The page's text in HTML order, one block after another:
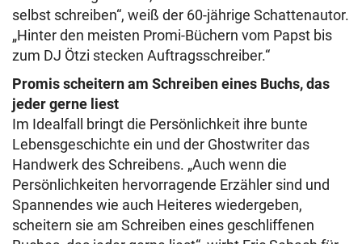
selbst schreiben“, weiß der 60-jährige Schattenautor.
„Hinter den meisten Promi-Büchern vom Papst bis
zum DJ Ötzi stecken Auftragsschreiber.“
Promis scheitern am Schreiben eines Buchs, das
jeder gerne liest
Im Idealfall bringt die Persönlichkeit ihre bunte
Lebensgeschichte ein und der Ghostwriter das
Handwerk des Schreibens. „Auch wenn die
Persönlichkeiten hervorragende Erzähler sind und
Spannendes wie auch Heiteres wiedergeben,
scheitern sie am Schreiben eines geschliffenen